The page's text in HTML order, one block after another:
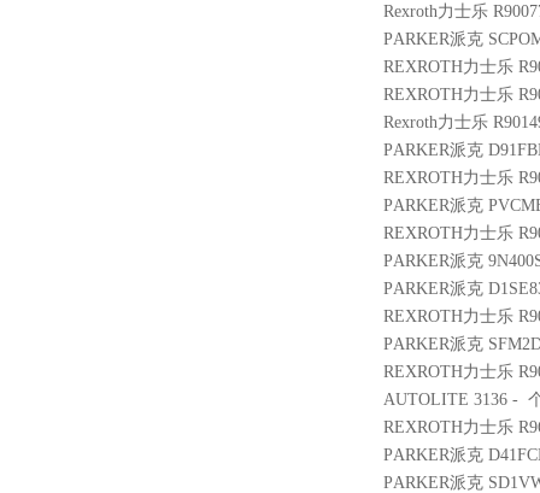
Rexroth力士乐
PARKER派克
REXROTH力士乐
REXROTH力士乐
Rexroth力士乐
PARKER派克
REXROTH力士乐
PARKER派克
REXROTH力士乐
PARKER派克
PARKER派克
REXROTH力士乐
PARKER派克
REXROTH力士乐
AUTOLITE 3136 -
REXROTH力士乐
PARKER派克
PARKER派克